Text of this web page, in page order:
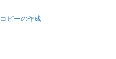
ピーの作成